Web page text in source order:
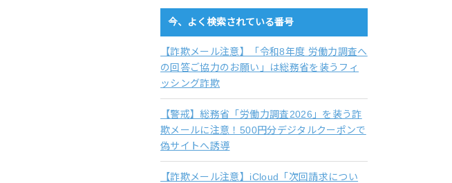
今、よく検索されている番号
【詐欺メール注意】「令和8年度 労働力調査へ
の回答ご協力のお願い」は総務省を装うフィ
ッシング詐欺
【警戒】総務省「労働力調査2026」を装う詐
欺メールに注意！500円分デジタルクーポンで
偽サイトへ誘導
【詐欺メール注意】iCloud「次回請求につい